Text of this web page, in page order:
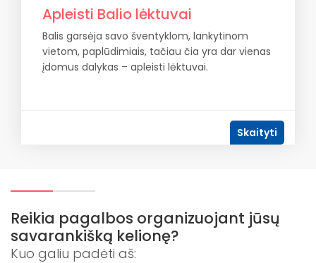
Apleisti Balio lėktuvai
Balis garsėja savo šventyklom, lankytinom
vietom, paplūdimiais, tačiau čia yra dar vienas
įdomus dalykas – apleisti lėktuvai.
Skaityti
Reikia pagalbos organizuojant jūsų
savarankišką kelionę?
Kuo galiu padėti aš: